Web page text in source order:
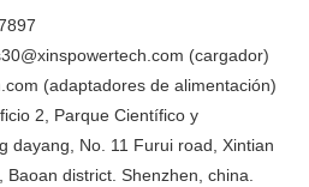
(cargador)
(adaptadores de alimentación)
2, Parque Científico y
dayang, No. 11 Furui road, Xintian
Baoan district. Shenzhen, china.